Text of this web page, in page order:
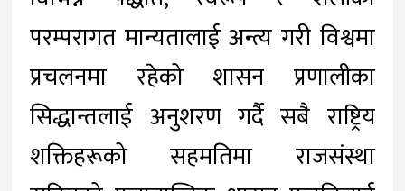
परम्परागत मान्यतालाई अन्त्य गरी विश्वमा
प्रचलनमा रहेको शासन प्रणालीका
सिद्धान्तलाई अनुशरण गर्दै सबै राष्ट्रिय
शक्तिहरूको सहमतिमा राजसंस्था